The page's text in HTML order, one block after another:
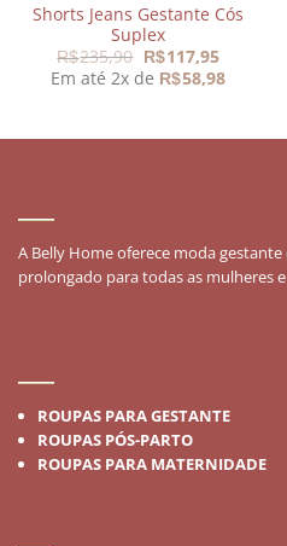
Shorts Jeans Gestante Cós
Suplex
R$235,90 O
preço
original
R$117,95O
preço
atual
Em até 2x de R$58,98
A Belly Home oferece moda
prolongado para todas as mulheres
ROUPAS PARA GESTANTE
ROUPAS PÓS-PARTO
ROUPAS PARA MATERNIDADE